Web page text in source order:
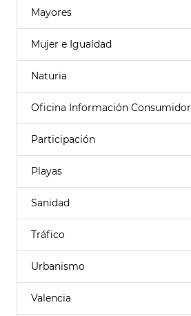
Mayores
Mujer e Igualdad
Naturia
Oficina Información Consumidor
Participación
Playas
Sanidad
Tráfico
Urbanismo
Valencia